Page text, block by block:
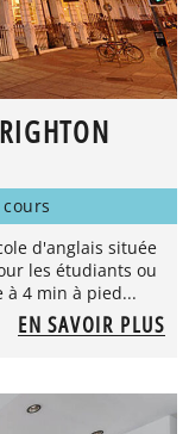
d'anglais située
les étudiants ou
à 4 min à pied...
EN SAVOIR PLUS